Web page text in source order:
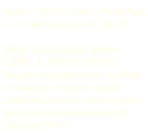
Адрес: 191015, Санкт-Петербург,
9-я Советская, д.4-6, оф.415
Регистрационный номер
СМИ: Эл №ФС77-37070.
Выдано Федеральной службой
по надзору в сфере связи,
информационных технологий и
массовых коммуникаций 06
августа 2009 г.